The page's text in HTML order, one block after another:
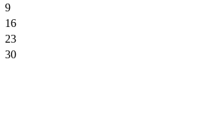
9
16
23
30